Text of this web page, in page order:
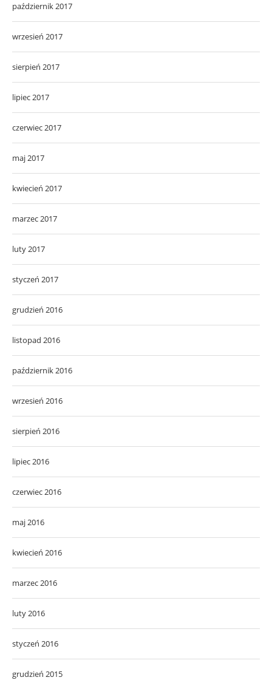
październik 2017
wrzesień 2017
sierpień 2017
lipiec 2017
czerwiec 2017
maj 2017
kwiecień 2017
marzec 2017
luty 2017
styczeń 2017
grudzień 2016
listopad 2016
październik 2016
wrzesień 2016
sierpień 2016
lipiec 2016
czerwiec 2016
maj 2016
kwiecień 2016
marzec 2016
luty 2016
styczeń 2016
grudzień 2015